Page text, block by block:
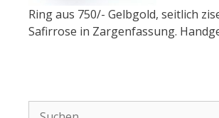
Ring aus 750/- Gelbgold, seitlich
Safirrose in Zargenfassung.
Suchen: